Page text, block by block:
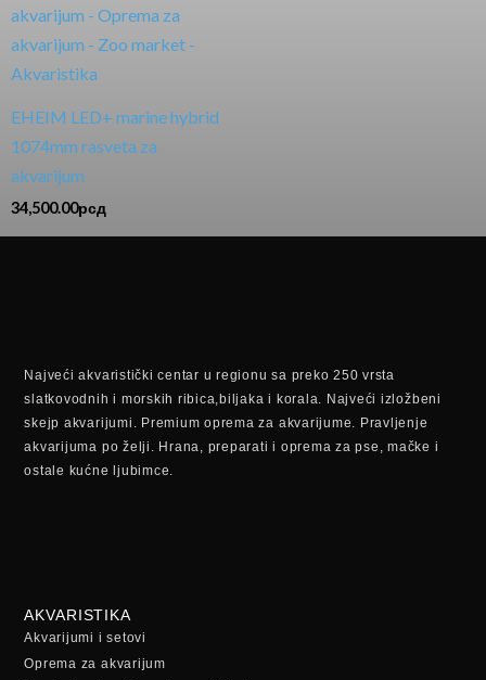
EHEIM LED+ marine hybrid
1074mm rasveta za
akvarijum
34,500.00рсд
Najveći akvaristički centar u regionu sa preko 250 vrsta
slatkovodnih i morskih ribica,biljaka i korala. Najveći izložbeni
skejp akvarijumi. Premium oprema za akvarijume. Pravljenje
akvarijuma po želji. Hrana, preparati i oprema za pse, mačke i
ostale kućne ljubimce.
AKVARISTIKA
Akvarijumi i setovi
Oprema za akvarijum